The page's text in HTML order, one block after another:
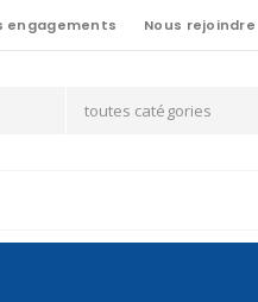
engagements Nous rejoindre
toutes catégories